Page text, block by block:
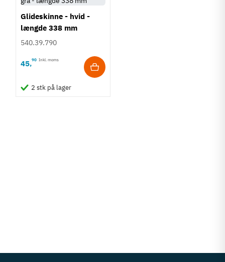
Glideskinne - hvid -
længde 338 mm
540.39.790
45,90 Inkl. moms
2 stk på lager